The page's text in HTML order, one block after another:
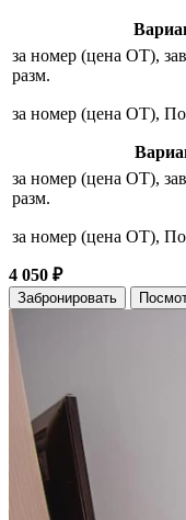
за номер (цена ОТ),
разм.
за номер (цена ОТ),
за номер (цена ОТ),
разм.
за номер (цена ОТ),
4 050 ₽
Забронировать